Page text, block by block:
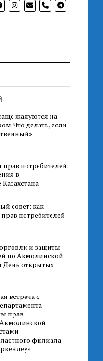
phone
жалуются на
Что делать, если
потребителей:
в
совет: как
потребителей
и защиты
по Акмолинской
День открытых
встреча с
прав
филиала